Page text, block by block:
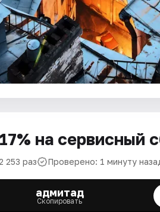
на сервисный
253 раз Проверено: 1 минуту
адмитад
Скопировать